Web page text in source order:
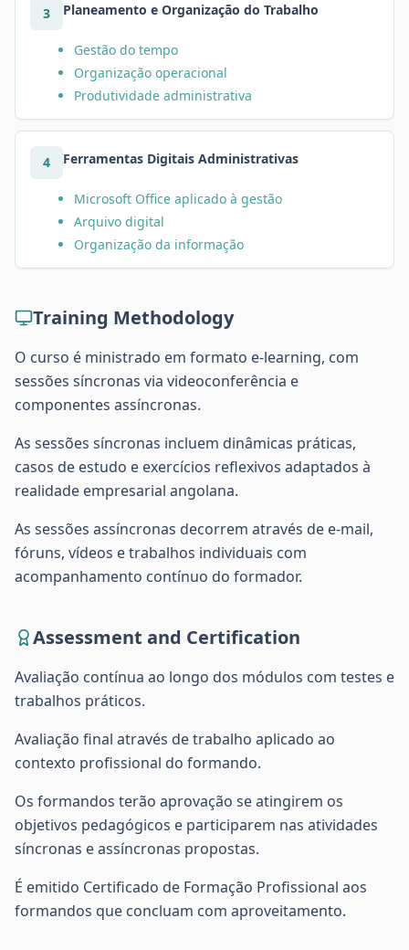
3 Planeamento e Organização do Trabalho
Gestão do tempo
Organização operacional
Produtividade administrativa
4 Ferramentas Digitais Administrativas
Microsoft Office aplicado à gestão
Arquivo digital
Organização da informação
Training Methodology
O curso é ministrado em formato e-learning, com
sessões síncronas via videoconferência e
componentes assíncronas.
As sessões síncronas incluem dinâmicas práticas,
casos de estudo e exercícios reflexivos adaptados à
realidade empresarial angolana.
As sessões assíncronas decorrem através de e-mail,
fóruns, vídeos e trabalhos individuais com
acompanhamento contínuo do formador.
Assessment and Certification
Avaliação contínua ao longo dos módulos com testes e
trabalhos práticos.
Avaliação final através de trabalho aplicado ao
contexto profissional do formando.
Os formandos terão aprovação se atingirem os
objetivos pedagógicos e participarem nas atividades
síncronas e assíncronas propostas.
É emitido Certificado de Formação Profissional aos
formandos que concluam com aproveitamento.